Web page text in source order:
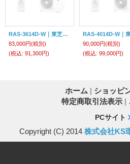
RAS-3614D-W｜東芝エアコン12畳用
83,000円(税別)
(税込: 91,300円)
90,000円(税別)
(税込: 99,000円)
ホーム | ショッピ
特定商取引法表示 |
PCサイト
Copyright (C) 2014 株式会社KS